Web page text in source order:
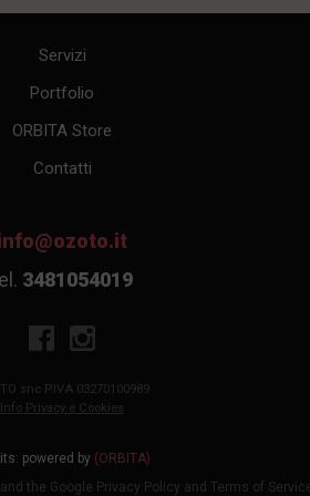
Servizi
Portfolio
ORBITA Store
Contatti
3481054019
snc P.IVA 03270100989
Info Privacy e Cookies
powered by (ORBITA)
the Google Privacy Policy and Terms of